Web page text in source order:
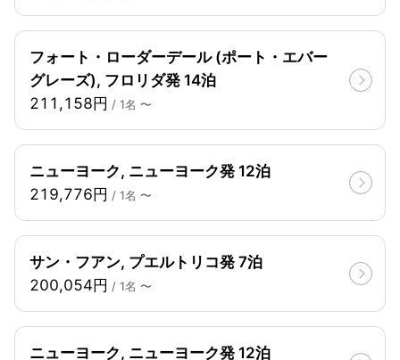
フォート・ローダーデール (ポート・エバー
グレーズ), フロリダ発 14泊
211,158円 / 1名 〜
ニューヨーク, ニューヨーク発 12泊
219,776円 / 1名 〜
サン・フアン, プエルトリコ発 7泊
200,054円 / 1名 〜
ニューヨーク, ニューヨーク発 12泊